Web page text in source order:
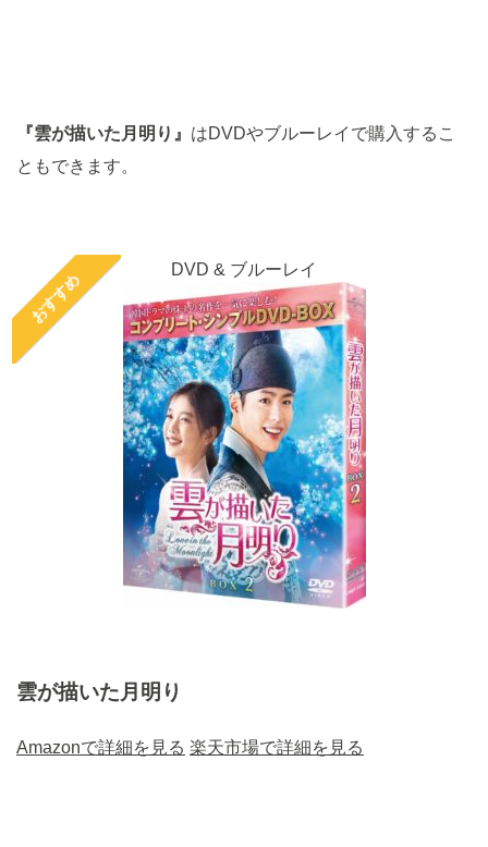
『雲が描いた月明り』 はDVDやブルーレイで購入するこ
ともできます。
おすすめ
DVD & ブルーレイ
雲が描いた月明り
Amazonで詳細を見る 楽天市場で詳細を見る